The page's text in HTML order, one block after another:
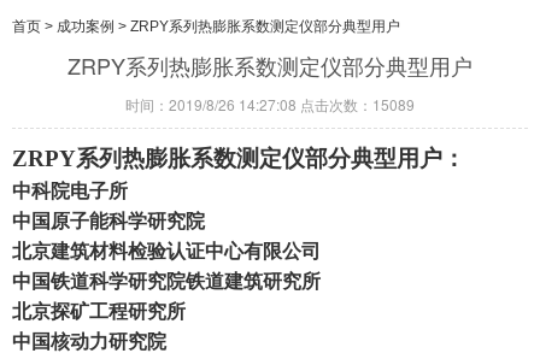
首页 > 成功案例 > ZRPY系列热膨胀系数测定仪部分典型用户
ZRPY系列热膨胀系数测定仪部分典型用户
时间：2019/8/26 14:27:08 点击次数：15089
ZRPY系列热膨胀系数测定仪部分典型用户：
中科院电子所
中国原子能科学研究院
北京建筑材料检验认证中心有限公司
中国铁道科学研究院铁道建筑研究所
北京探矿工程研究所
中国核动力研究院